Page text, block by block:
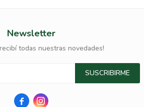
Newsletter
todas nuestras novedades!
SUSCRIBIRME
 